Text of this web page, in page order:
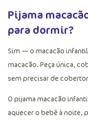
Pijama
para dormir?
Sim — o macacão
macacão. Peça única,
sem precisar de
O pijama macacão
aquecer o bebê à noite,